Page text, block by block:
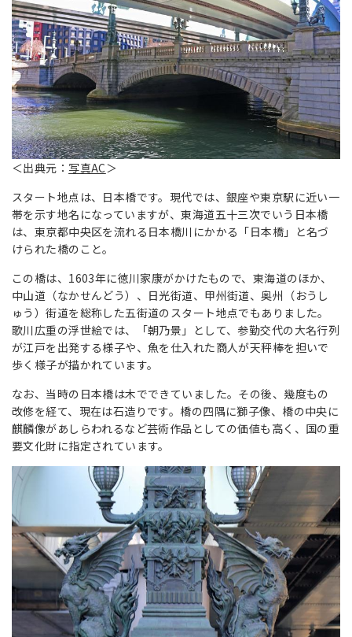
＜出典元： 写真AC＞
スタート地点は、日本橋です。現代では、銀座や東京駅に近い一
帯を示す地名になっていますが、東海道五十三次でいう日本橋
は、東京都中央区を流れる日本橋川にかかる「日本橋」と名づ
けられた橋のこと。
この橋は、1603年に徳川家康がかけたもので、東海道のほか、
中山道（なかせんどう）、日光街道、甲州街道、奥州（おうし
ゅう）街道を総称した五街道のスタート地点でもありました。
歌川広重の浮世絵では、「朝乃景」として、参勤交代の大名行列
が江戸を出発する様子や、魚を仕入れた商人が天秤棒を担いで
歩く様子が描かれています。
なお、当時の日本橋は木でできていました。その後、幾度もの
改修を経て、現在は石造りです。橋の四隅に獅子像、橋の中央に
麒麟像があしらわれるなど芸術作品としての価値も高く、国の重
要文化財に指定されています。